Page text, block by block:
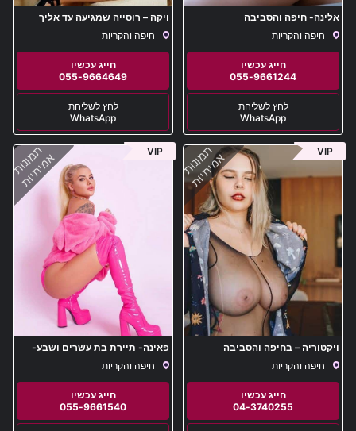
אלינה- חיפה והסביבה
חיפה והקריות
055-9661244
WhatsApp
ויקה – רוסייה שמגיעה עד אליך
בחיפה והסביבה
חיפה והקריות
055-9664649
WhatsApp
תמונות
אמיתיות VIP
ויקטוריה – בחיפה והסביבה
חיפה והקריות
04-3740255
תמונות
אמיתיות VIP
פאינה- תיירת בת עשרים ושבע-
באור הצפון
חיפה והקריות
055-9661540